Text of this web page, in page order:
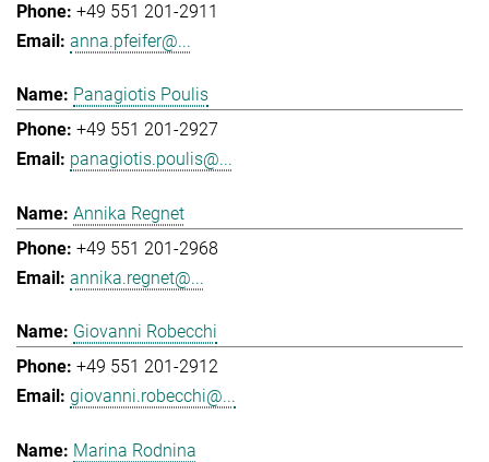
+49 551 201-2911
anna.pfeifer@...
Panagiotis Poulis
+49 551 201-2927
panagiotis.poulis@...
Annika Regnet
+49 551 201-2968
annika.regnet@...
Giovanni Robecchi
+49 551 201-2912
giovanni.robecchi@...
Marina Rodnina